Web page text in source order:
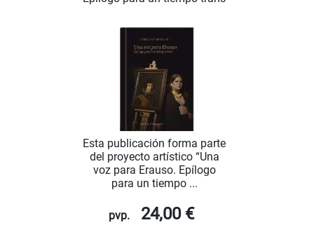
Esta publicación forma parte
del proyecto artístico “Una
voz para Erauso. Epílogo
para un tiempo ...
pvp. 24,00 €